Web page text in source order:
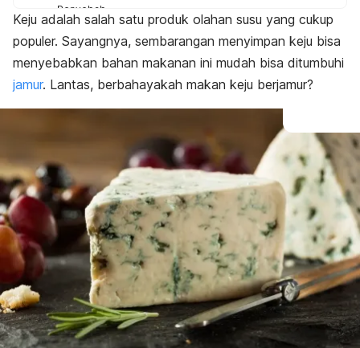
Penyebab
Tips sehat
Keju adalah salah satu produk olahan susu yang cukup
populer. Sayangnya, sembarangan menyimpan keju bisa
menyebabkan bahan makanan ini mudah bisa ditumbuhi
jamur. Lantas, berbahayakah makan keju berjamur?